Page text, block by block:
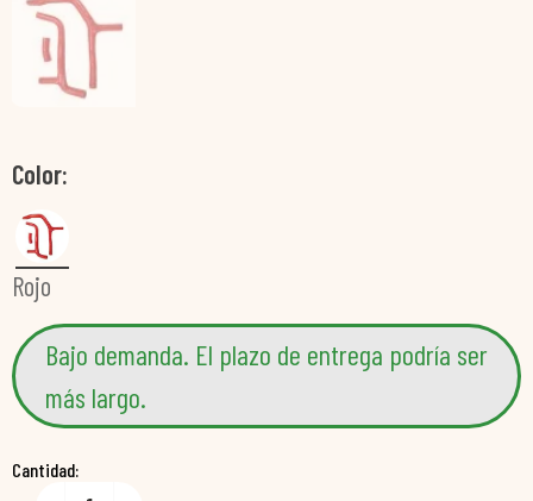
Color
Rojo
Bajo demanda. El plazo de entrega podría ser
más largo.
Cantidad: